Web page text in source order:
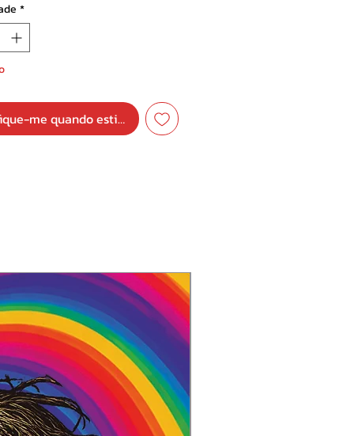
Intent
State
And Chaos
Bleed
*
me quando estiver disponível